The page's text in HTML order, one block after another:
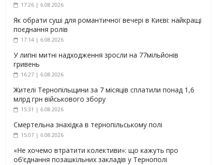
17:26 | 6.08.2026
Як обрати суші для романтичної вечері в Києві: найкращі
поєднання ролів
17:14 | 6.08.2026
У липні митні надходження зросли на 77мільйонів
гривень
16:27 | 6.08.2026
Жителі Тернопільщини за 7 місяців сплатили понад 1,6
млрд грн військового збору
15:31 | 6.08.2026
Смертельна знахідка в тернопільському полі
15:07 | 6.08.2026
«Не хочемо втратити колективи»: що кажуть про
об’єднання позашкільних закладів у Тернополі